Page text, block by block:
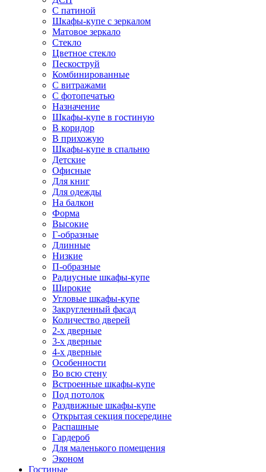
С патиной
Шкафы-купе с зеркалом
Матовое зеркало
Стекло
Цветное стекло
Пескоструй
Комбинированные
С витражами
С фотопечатью
Назначение
Шкафы-купе в гостиную
В коридор
В прихожую
Шкафы-купе в спальню
Детские
Офисные
Для книг
Для одежды
На балкон
Форма
Высокие
Г-образные
Длинные
Низкие
П-образные
Радиусные шкафы-купе
Широкие
Угловые шкафы-купе
Закругленный фасад
Количество дверей
2-х дверные
3-х дверные
4-х дверные
Особенности
Во всю стену
Встроенные шкафы-купе
Под потолок
Раздвижные шкафы-купе
Открытая секция посередине
Распашные
Гардероб
Для маленького помещения
Эконом
Гостиные